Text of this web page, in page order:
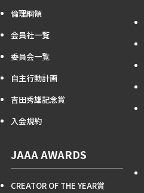
倫理綱領
会員社一覧
委員会一覧
自主行動計画
吉田秀雄記念賞
入会規約
JAAA AWARDS
CREATOR OF THE YEAR賞